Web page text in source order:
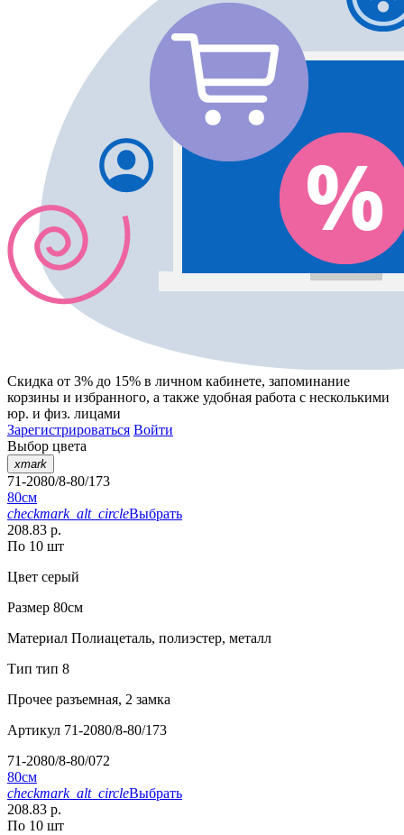
Скидка от 3% до 15% в личном кабинете, запоминание
корзины и избранного, а также удобная работа с несколькими
юр. и физ. лицами
Зарегистрироваться Войти
Выбор цвета
xmark
71-2080/8-80/173
80см
checkmark_alt_circleВыбрать
208.83 р.
По 10 шт
Цвет серый
Размер 80см
Материал Полиацеталь, полиэстер, металл
Тип тип 8
Прочее разъемная, 2 замка
Артикул 71-2080/8-80/173
71-2080/8-80/072
80см
checkmark_alt_circleВыбрать
208.83 р.
По 10 шт